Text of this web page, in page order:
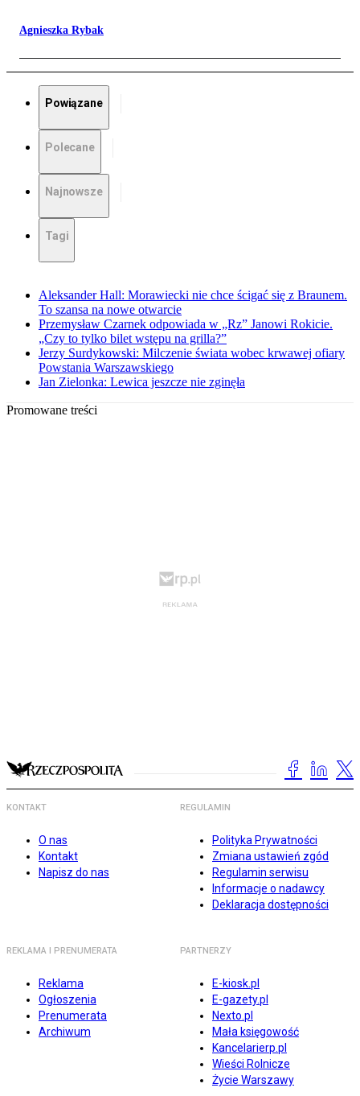
Agnieszka Rybak
Powiązane
Polecane
Najnowsze
Tagi
Aleksander Hall: Morawiecki nie chce ścigać się z Braunem.
To szansa na nowe otwarcie
Przemysław Czarnek odpowiada w „Rz” Janowi Rokicie.
„Czy to tylko bilet wstępu na grilla?”
Jerzy Surdykowski: Milczenie świata wobec krwawej ofiary
Powstania Warszawskiego
Jan Zielonka: Lewica jeszcze nie zginęła
Promowane treści
KONTAKT
O nas
Kontakt
Napisz do nas
REGULAMIN
Polityka Prywatności
Zmiana ustawień zgód
Regulamin serwisu
Informacje o nadawcy
Deklaracja dostępności
REKLAMA I PRENUMERATA
Reklama
Ogłoszenia
Prenumerata
Archiwum
PARTNERZY
E-kiosk.pl
E-gazety.pl
Nexto.pl
Mała księgowość
Kancelarierp.pl
Wieści Rolnicze
Życie Warszawy